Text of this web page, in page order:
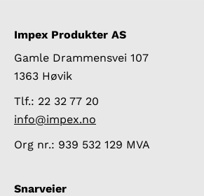
Impex Produkter AS
Gamle Drammensvei 107
1363 Høvik
Tlf.: 22 32 77 20
info@impex.no
Org nr.: 939 532 129 MVA
Snarveier